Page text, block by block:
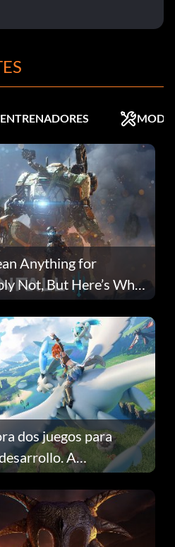
ENTRENADORES MODS
Anything for
Not, But Here’s Why
dos juegos para
A
por qué.